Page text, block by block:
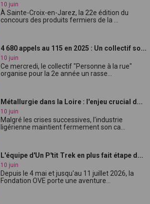
10 juin
À Sainte-Croix-en-Jarez, la 22e édition du
concours des produits fermiers de la ...
4 680 appels au 115 en 2025 : Un collectif so...
10 juin
Ce mercredi, le collectif "Personne à la rue"
organise pour la 2e année un rasse...
Métallurgie dans la Loire : l'enjeu crucial d...
10 juin
Malgré les crises successives, l'industrie
ligérienne maintient fermement son ca...
L'équipe d'Un P'tit Trek en plus fait étape d...
10 juin
Depuis le 4 mai et jusqu'au 11 juillet 2026, la
Fondation OVE porte une aventure...